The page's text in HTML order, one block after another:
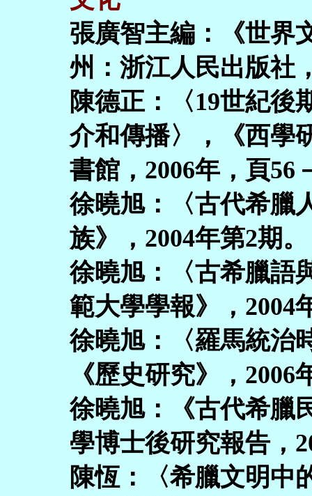
張廣智主編：《世界
州：浙江人民出版社
陳德正：〈19世紀後
介和傳播〉，《西學
書館，2006年，頁56
徐曉旭：〈古代希臘
族》，2004年第2期。
徐曉旭：〈古希臘語
範大學學報》，2004
徐曉旭：〈羅馬統治
《歷史研究》，2006
徐曉旭：《古代希臘
學博士後研究報告，
陳恆：〈希臘文明中